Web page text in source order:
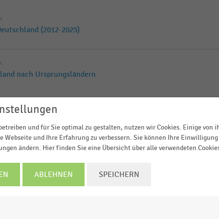
(2012-2025)
nach Ursprungsländern
(2017-2024)
(2017-2024)
Deutschland nach
und für Sie optimal zu gestalten, nutzen wir Cookies. Einige von
Webseite und Ihre Erfahrung zu verbessern. Sie können Ihre
ändern. Hier finden Sie eine Übersicht über alle verwendeten
ABLEHNEN SPEICHERN